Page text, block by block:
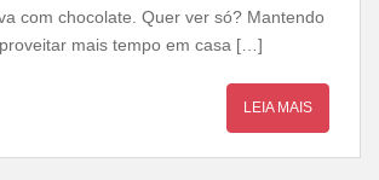
com chocolate. Quer ver só? Mantendo
mais tempo em casa […]
LEIA MAIS